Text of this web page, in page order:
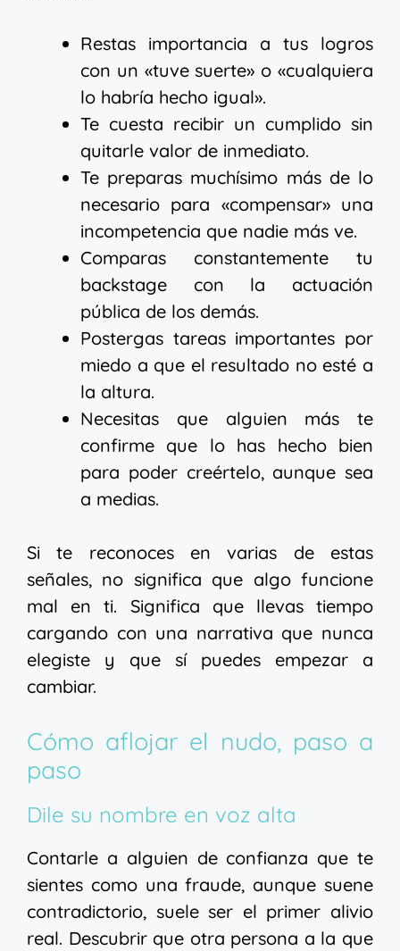
Restas importancia a tus logros
con un «tuve suerte» o «cualquiera
lo habría hecho igual».
Te cuesta recibir un cumplido sin
quitarle valor de inmediato.
Te preparas muchísimo más de lo
necesario para «compensar» una
incompetencia que nadie más ve.
Comparas constantemente tu
backstage con la actuación
pública de los demás.
Postergas tareas importantes por
miedo a que el resultado no esté a
la altura.
Necesitas que alguien más te
confirme que lo has hecho bien
para poder creértelo, aunque sea
a medias.
Si te reconoces en varias de estas
señales, no significa que algo funcione
mal en ti. Significa que llevas tiempo
cargando con una narrativa que nunca
elegiste y que sí puedes empezar a
cambiar.
Cómo aflojar el nudo, paso a
paso
Dile su nombre en voz alta
Contarle a alguien de confianza que te
sientes como una fraude, aunque suene
contradictorio, suele ser el primer alivio
real. Descubrir que otra persona a la que